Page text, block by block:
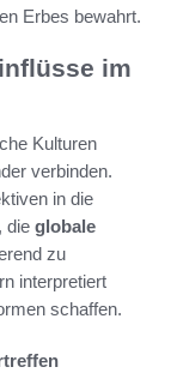
Erbes bewahrt.
im
Kulturen
verbinden.
in die
die globale
zu
interpretiert
schaffen.